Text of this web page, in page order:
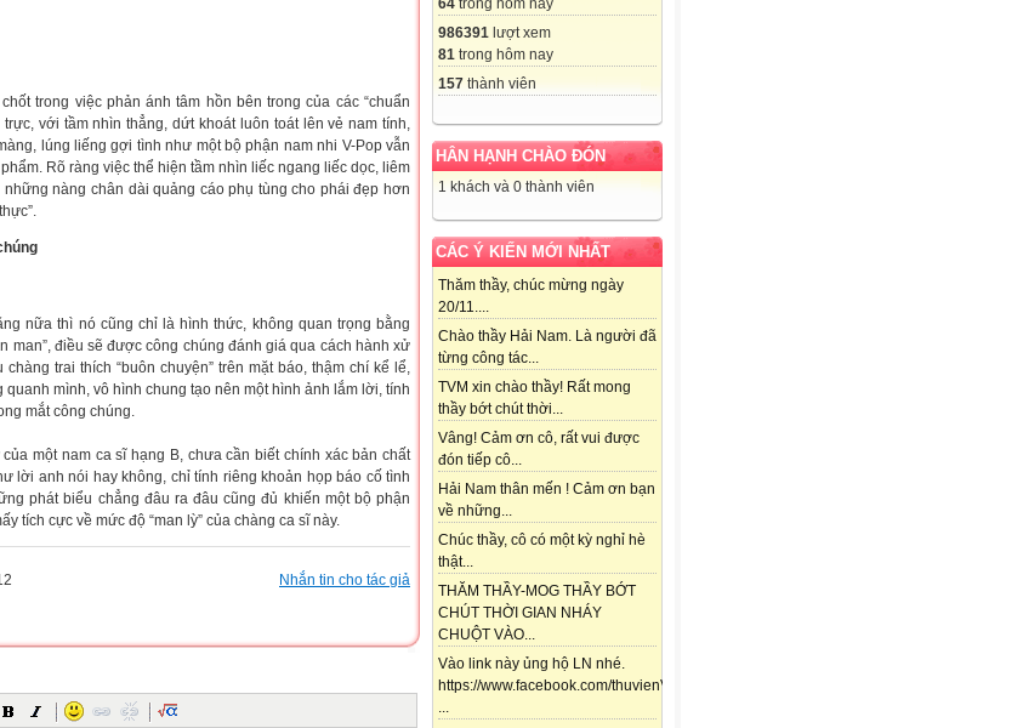
64 trong hôm nay
986391 lượt xem
81 trong hôm nay
157 thành viên
HÂN HẠNH CHÀO ĐÓN
1 khách và 0 thành viên
CÁC Ý KIẾN MỚI NHẤT
Thăm thầy, chúc mừng ngày
20/11....
Chào thầy Hải Nam. Là người đã
từng công tác...
TVM xin chào thầy! Rất mong
thầy bớt chút thời...
Vâng! Cảm ơn cô, rất vui được
đón tiếp cô...
Hải Nam thân mến ! Cảm ơn bạn
về những...
Chúc thầy, cô có một kỳ nghỉ hè
thật...
THĂM THẦY-MOG THẦY BỚT
CHÚT THỜI GIAN NHÁY
CHUỘT VÀO...
Vào link này ủng hộ LN nhé.
https://www.facebook.com/thuvienViolet.vn/posts/118357841688292
...
trong việc phản ánh tâm hồn bên trong của các “chuẩn
với tầm nhìn thẳng, dứt khoát luôn toát lên vẻ nam tính,
lúng liếng gợi tình như một bộ phận nam nhi V-Pop vẫn
Rõ ràng việc thể hiện tầm nhìn liếc ngang liếc dọc, liêm
nàng chân dài quảng cáo phụ tùng cho phái đẹp hơn
nữa thì nó cũng chỉ là hình thức, không quan trọng bằng
man”, điều sẽ được công chúng đánh giá qua cách hành xử
trai thích “buôn chuyện” trên mặt báo, thậm chí kể lể,
mình, vô hình chung tạo nên một hình ảnh lắm lời, tính
mắt công chúng.
một nam ca sĩ hạng B, chưa cần biết chính xác bản chất
lời anh nói hay không, chỉ tính riêng khoản họp báo cố tình
phát biểu chẳng đâu ra đâu cũng đủ khiến một bộ phận
tích cực về mức độ “man lỳ” của chàng ca sĩ này.
Nhắn tin cho tác giả